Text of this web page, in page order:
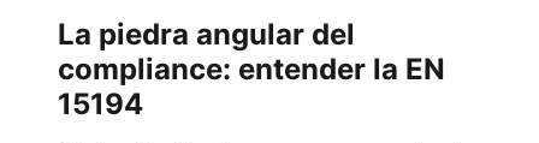
La piedra angular del
compliance: entender la EN
15194